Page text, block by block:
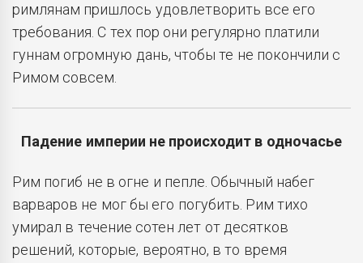
римлянам пришлось удовлетворить все его
требования. С тех пор они регулярно платили
гуннам огромную дань, чтобы те не покончили с
Римом совсем.
Падение империи не происходит в одночасье
Рим погиб не в огне и пепле. Обычный набег
варваров не мог бы его погубить. Рим тихо
умирал в течение сотен лет от десятков
решений, которые, вероятно, в то время